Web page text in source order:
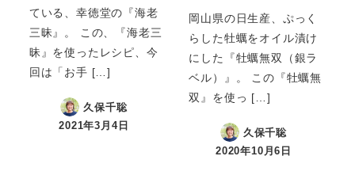
ている、幸徳堂の『海老
三昧』。 この、『海老三
昧』を使ったレシピ、今
回は「お手 […]
久保千聡
投稿日
2021年3月4日
岡山県の日生産、ぷっく
らした牡蠣をオイル漬け
にした『牡蠣無双（銀ラ
ベル）』。 この『牡蠣無
双』を使っ […]
久保千聡
投稿日
2020年10月6日